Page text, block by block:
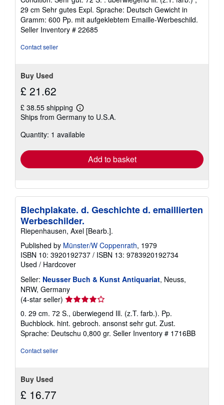
4
out
of
5
29 cm Sehr gutes Expl. Sprache: Deutsch Gewicht in
Gramm: 600 Pp. mit aufgeklebtem Emaille-Werbeschild.
Seller Inventory # 22685
Contact seller
Buy Used
£ 21.62
£ 38.55 shipping
Learn
more
shipping
Ships from Germany to U.S.A.
Quantity: 1 available
Add to basket
Blechplakate. d. Geschichte d. emaillierten
Werbeschilder.
Riepenhausen, Axel [Bearb.].
Published by Münster/W Coppenrath, 1979
ISBN 10: 3920192737 / ISBN 13: 9783920192734
Used / Hardcover
Seller: Neusser Buch & Kunst Antiquariat, Neuss,
NRW, Germany
(4-star seller) Seller
rating
4
out
of
0. 29 cm. 72 S., überwiegend Ill. (z.T. farb.). Pp.
Buchblock. hint. gebroch. ansonst sehr gut. Zust.
Sprache: Deutschu 0,800 gr. Seller Inventory # 1716BB
Contact seller
Buy Used
£ 16.77